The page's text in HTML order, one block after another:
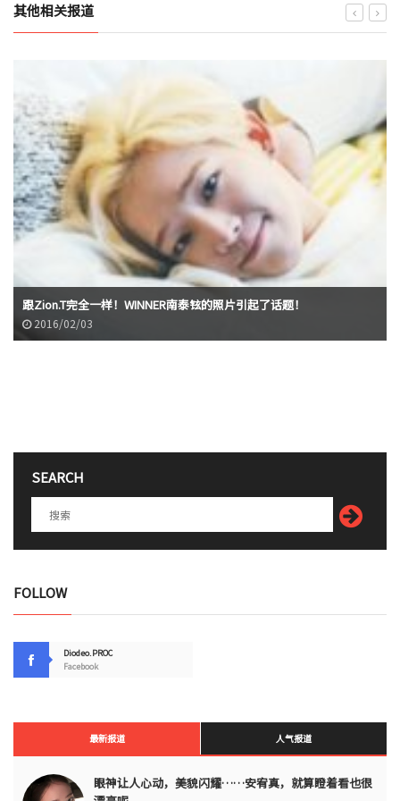
其他相关报道
跟Zion.T完全一样！WINNER南泰铉的照片引起了话题！
2016/02/03
SEARCH
FOLLOW
Diodeo.PROC
Facebook
最新报道 人气报道
眼神让人心动，美貌闪耀……安宥真，就算瞪着看也很